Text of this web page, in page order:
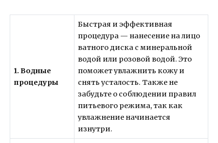
1. Водные
процедуры
Быстрая и эффективная
процедура — нанесение на лицо
ватного диска с минеральной
водой или розовой водой. Это
поможет увлажнить кожу и
снять усталость. Также не
забудьте о соблюдении правил
питьевого режима, так как
увлажнение начинается
изнутри.